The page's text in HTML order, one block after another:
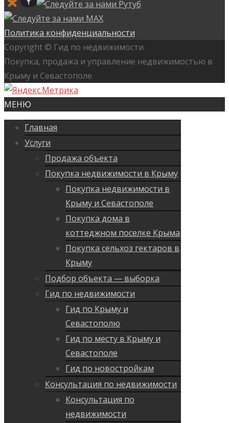
Политика конфиденциальности
Copyright © Гид по недвижимости
Покупка, продажа и управление недвижимостью в
Крыму и Севастополе
МЕНЮ
Главная
Услуги
Продажа объекта
Покупка недвижимости в Крыму
Покупка недвижимости в
Крыму и Севастополе
Покупка дома в
коттеджном поселке Крыма
Покупка сельхоз гектаров в
Крыму
Подбор объекта — выборка
Гид по недвижимости
Гид по Крыму и
Севастополю
Гид по месту в Крыму и
Севастополе
Гид по новостройкам
Консультация по недвижимости
Консультация по
недвижимости